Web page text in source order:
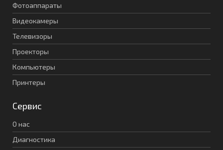
Фотоаппараты
Видеокамеры
Телевизоры
Проекторы
Компьютеры
Принтеры
Сервис
О нас
Диагностика